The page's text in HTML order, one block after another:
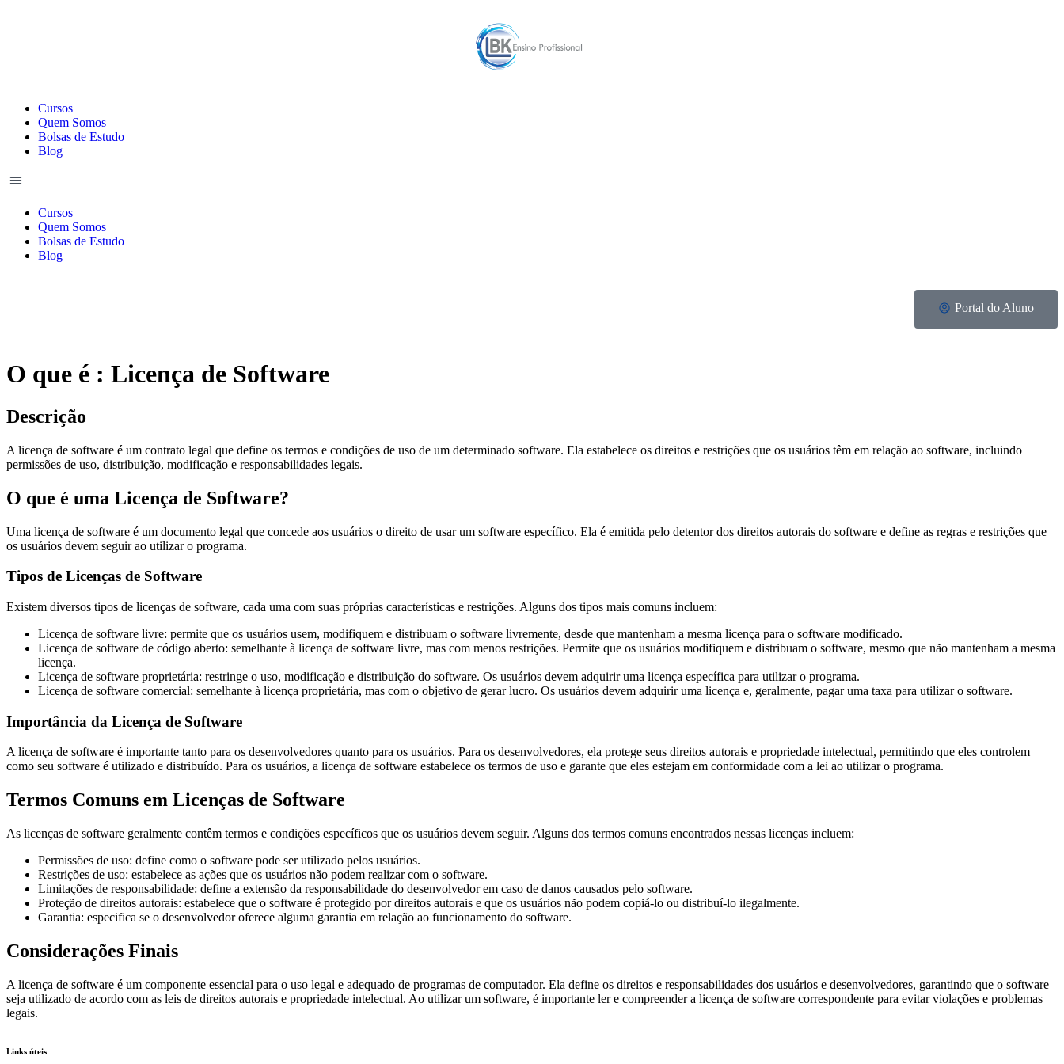
Cursos
Quem Somos
Bolsas de Estudo
Blog
Cursos
Quem Somos
Bolsas de Estudo
Blog
Portal do Aluno
O que é : Licença de Software
Descrição
A licença de software é um contrato legal que define os termos e condições de uso de um determinado software. Ela estabelece os direitos e restrições que os usuários têm em relação ao software, incluindo
permissões de uso, distribuição, modificação e responsabilidades legais.
O que é uma Licença de Software?
Uma licença de software é um documento legal que concede aos usuários o direito de usar um software específico. Ela é emitida pelo detentor dos direitos autorais do software e define as regras e restrições que
os usuários devem seguir ao utilizar o programa.
Tipos de Licenças de Software
Existem diversos tipos de licenças de software, cada uma com suas próprias características e restrições. Alguns dos tipos mais comuns incluem:
Licença de software livre: permite que os usuários usem, modifiquem e distribuam o software livremente, desde que mantenham a mesma licença para o software modificado.
Licença de software de código aberto: semelhante à licença de software livre, mas com menos restrições. Permite que os usuários modifiquem e distribuam o software, mesmo que não mantenham a mesma
licença.
Licença de software proprietária: restringe o uso, modificação e distribuição do software. Os usuários devem adquirir uma licença específica para utilizar o programa.
Licença de software comercial: semelhante à licença proprietária, mas com o objetivo de gerar lucro. Os usuários devem adquirir uma licença e, geralmente, pagar uma taxa para utilizar o software.
Importância da Licença de Software
A licença de software é importante tanto para os desenvolvedores quanto para os usuários. Para os desenvolvedores, ela protege seus direitos autorais e propriedade intelectual, permitindo que eles controlem
como seu software é utilizado e distribuído. Para os usuários, a licença de software estabelece os termos de uso e garante que eles estejam em conformidade com a lei ao utilizar o programa.
Termos Comuns em Licenças de Software
As licenças de software geralmente contêm termos e condições específicos que os usuários devem seguir. Alguns dos termos comuns encontrados nessas licenças incluem:
Permissões de uso: define como o software pode ser utilizado pelos usuários.
Restrições de uso: estabelece as ações que os usuários não podem realizar com o software.
Limitações de responsabilidade: define a extensão da responsabilidade do desenvolvedor em caso de danos causados pelo software.
Proteção de direitos autorais: estabelece que o software é protegido por direitos autorais e que os usuários não podem copiá-lo ou distribuí-lo ilegalmente.
Garantia: especifica se o desenvolvedor oferece alguma garantia em relação ao funcionamento do software.
Considerações Finais
A licença de software é um componente essencial para o uso legal e adequado de programas de computador. Ela define os direitos e responsabilidades dos usuários e desenvolvedores, garantindo que o software
seja utilizado de acordo com as leis de direitos autorais e propriedade intelectual. Ao utilizar um software, é importante ler e compreender a licença de software correspondente para evitar violações e problemas
legais.
Links úteis